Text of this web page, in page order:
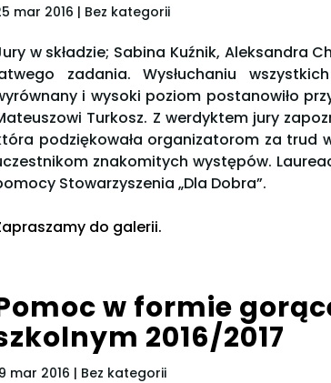
mar 2016 | Bez kategorii
w składzie; Sabina Kuźnik, Aleksandra
zadania. Wysłuchaniu
i wysoki poziom postanowiło
Turkosz. Z werdyktem jury
podziękowała organizatorom za trud
znakomitych występów.
Stowarzyszenia „Dla Dobra”.
do galerii.
w formie
2016/2017
mar 2016 | Bez kategorii